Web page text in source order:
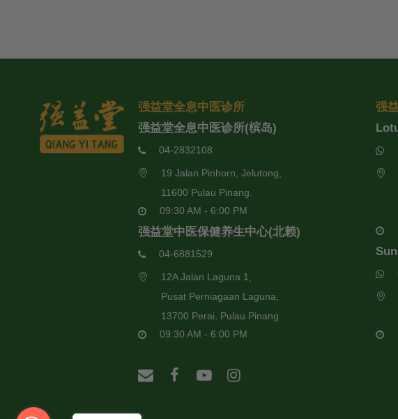
强益堂全息中医诊所
强益堂全息中医诊所(槟岛)
04-2832108
19 Jalan Pinhorn, Jelutong,
11600 Pulau Pinang.
09:30 AM - 6:00 PM
强益堂中医保健养生中心(北赖)
04-6881529
12A Jalan Laguna 1,
Pusat Perniagaan Laguna,
13700 Perai, Pulau Pinang.
09:30 AM - 6:00 PM
强